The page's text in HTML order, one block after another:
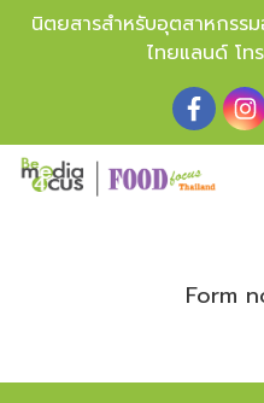
นิตยสารสำหรับอุตสาหกรร
ไทยแลนด์ โทร
Form